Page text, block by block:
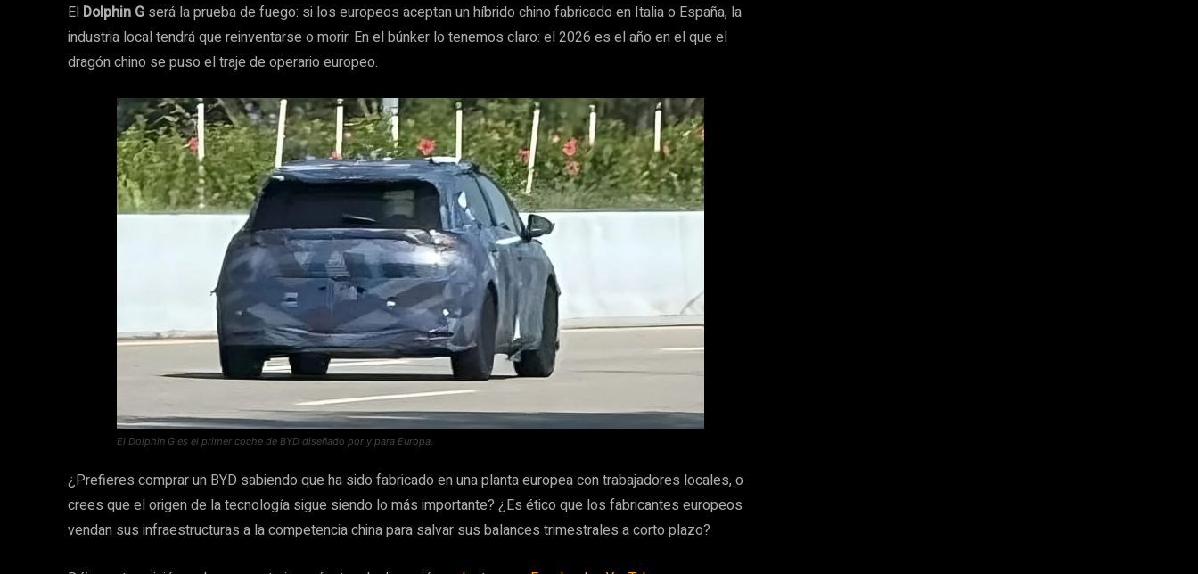
El Dolphin G será la prueba de fuego: si los europeos aceptan un híbrido chino fabricado en Italia o España, la
industria local tendrá que reinventarse o morir. En el búnker lo tenemos claro: el 2026 es el año en el que el
dragón chino se puso el traje de operario europeo.
El Dolphin G es el primer coche de BYD diseñado por y para Europa.
¿Prefieres comprar un BYD sabiendo que ha sido fabricado en una planta europea con trabajadores locales, o
crees que el origen de la tecnología sigue siendo lo más importante? ¿Es ético que los fabricantes europeos
vendan sus infraestructuras a la competencia china para salvar sus balances trimestrales a corto plazo?